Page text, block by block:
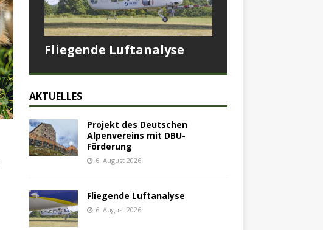
Fliegende Luftanalyse
AKTUELLES
Projekt des Deutschen
Alpenvereins mit DBU-
Förderung
6. August 2026
Fliegende Luftanalyse
6. August 2026